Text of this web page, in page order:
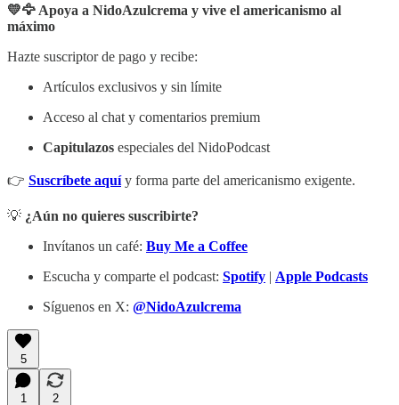
💛🦅 Apoya a NidoAzulcrema y vive el americanismo al
máximo
Hazte suscriptor de pago y recibe:
Artículos exclusivos y sin límite
Acceso al chat y comentarios premium
Capitulazos especiales del NidoPodcast
👉 Suscríbete aquíy forma parte del americanismo exigente.
💡 ¿Aún no quieres suscribirte?
Invítanos un café: Buy Me a Coffee
Escucha y comparte el podcast: Spotify | Apple Podcasts
Síguenos en X: @NidoAzulcrema
5
1
2